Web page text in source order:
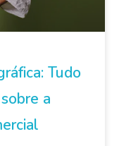
Tudo
a